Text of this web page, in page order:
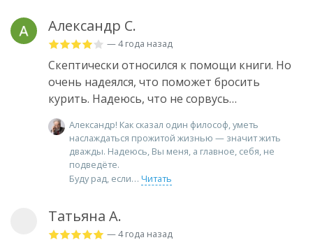
Александр С.
— 4 года назад
Скептически относился к помощи книги. Но
очень надеялся, что поможет бросить
курить. Надеюсь, что не сорвусь…
Александр! Как сказал один философ, уметь
наслаждаться прожитой жизнью — значит жить
дважды. Надеюсь, Вы меня, а главное, себя, не
подведёте.
Буду рад, если
Читать
Татьяна А.
— 4 года назад